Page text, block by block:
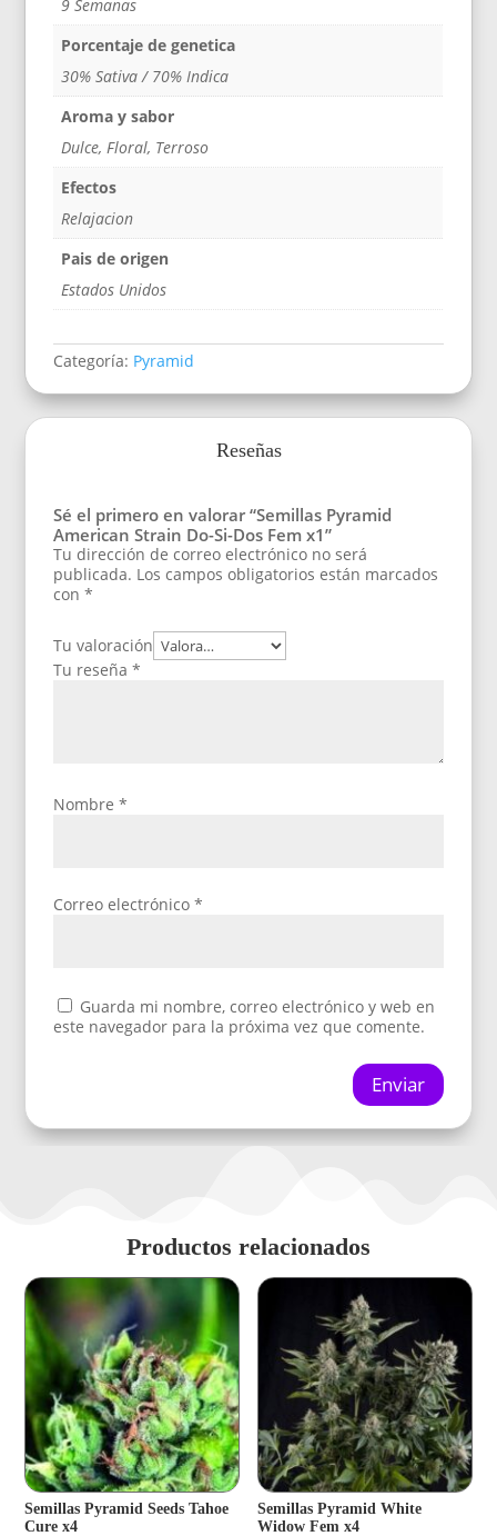
9 Semanas
Porcentaje de genetica
30% Sativa / 70% Indica
Aroma y sabor
Dulce, Floral, Terroso
Efectos
Relajacion
Pais de origen
Estados Unidos
Categoría: Pyramid
Reseñas
Sé el primero en valorar “Semillas Pyramid
American Strain Do-Si-Dos Fem x1”
Tu dirección de correo electrónico no será
publicada. Los campos obligatorios están marcados
con*
Tu valoración
Tu reseña*
Nombre*
Correo electrónico*
Guarda mi nombre, correo electrónico y web en
este navegador para la próxima vez que comente.
Enviar
Productos relacionados
Semillas Pyramid Seeds Tahoe
Cure x4
Semillas Pyramid White
Widow Fem x4